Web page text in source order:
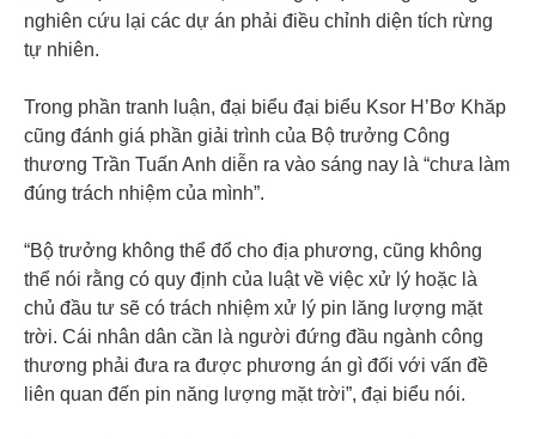
nghiên cứu lại các dự án phải điều chỉnh diện tích rừng
tự nhiên.
Trong phần tranh luận, đại biểu đại biểu Ksor H’Bơ Khăp
cũng đánh giá phần giải trình của Bộ trưởng Công
thương Trần Tuấn Anh diễn ra vào sáng nay là “chưa làm
đúng trách nhiệm của mình”.
“Bộ trưởng không thể đổ cho địa phương, cũng không
thể nói rằng có quy định của luật về việc xử lý hoặc là
chủ đầu tư sẽ có trách nhiệm xử lý pin lăng lượng mặt
trời. Cái nhân dân cần là người đứng đầu ngành công
thương phải đưa ra được phương án gì đối với vấn đề
liên quan đến pin năng lượng mặt trời”, đại biểu nói.